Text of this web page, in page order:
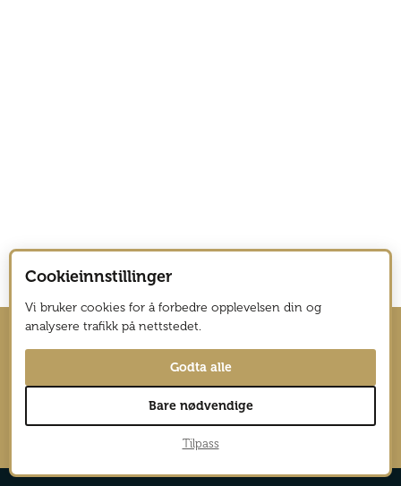
Hold deg oppdatert med nyhetsbrev
fra Vagabond Reiselyst
Cookieinnstillinger
Vi bruker cookies for å forbedre opplevelsen din og
analysere trafikk på nettstedet.
Godta alle
Bare nødvendige
Tilpass